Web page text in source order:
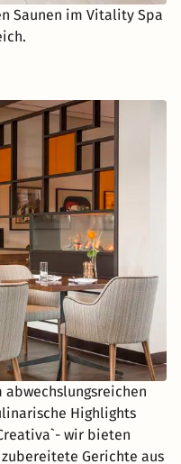
Saunen im Vitality Spa
abwechslungsreichen
Highlights
wir bieten
Gerichte aus